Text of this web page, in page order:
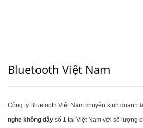
Bluetooth Việt Nam
Công ty Bluetooth Việt Nam chuyên kinh doanh
nghe không dây số 1 tại Việt Nam với số lượng